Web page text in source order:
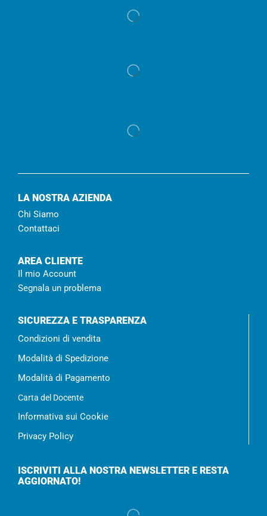
LA NOSTRA AZIENDA
Chi Siamo
Contattaci
AREA CLIENTE
Il mio Account
Segnala un problema
SICUREZZA E TRASPARENZA
Condizioni di vendita
Modalità di Spedizione
Modalità di Pagamento
Carta del Docente
Informativa sui Cookie
Privacy Policy
ISCRIVITI ALLA NOSTRA NEWSLETTER E RESTA
AGGIORNATO!